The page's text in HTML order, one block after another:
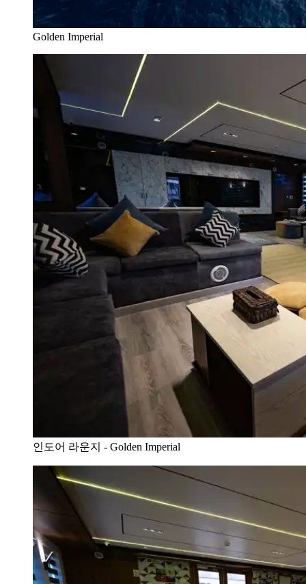
Golden Imperial
인도어 라운지 - Golden Imperial